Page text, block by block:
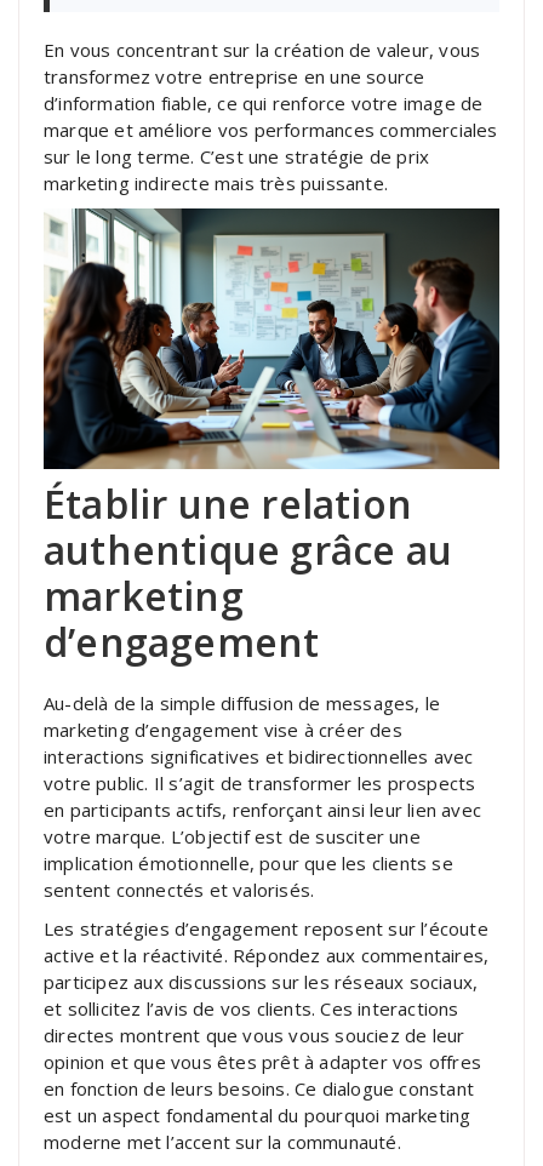
En vous concentrant sur la création de valeur, vous
transformez votre entreprise en une source
d’information fiable, ce qui renforce votre image de
marque et améliore vos performances commerciales
sur le long terme. C’est une stratégie de prix
marketing indirecte mais très puissante.
Établir une relation
authentique grâce au
marketing
d’engagement
Au-delà de la simple diffusion de messages, le
marketing d’engagement vise à créer des
interactions significatives et bidirectionnelles avec
votre public. Il s’agit de transformer les prospects
en participants actifs, renforçant ainsi leur lien avec
votre marque. L’objectif est de susciter une
implication émotionnelle, pour que les clients se
sentent connectés et valorisés.
Les stratégies d’engagement reposent sur l’écoute
active et la réactivité. Répondez aux commentaires,
participez aux discussions sur les réseaux sociaux,
et sollicitez l’avis de vos clients. Ces interactions
directes montrent que vous vous souciez de leur
opinion et que vous êtes prêt à adapter vos offres
en fonction de leurs besoins. Ce dialogue constant
est un aspect fondamental du pourquoi marketing
moderne met l’accent sur la communauté.